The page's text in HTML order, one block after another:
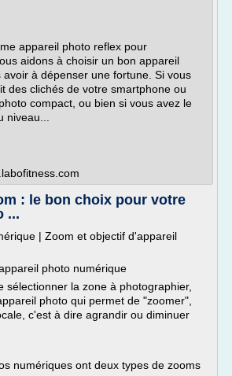
appareil photo reflex pour
aidons à choisir un bon appareil
avoir à dépenser une fortune. Si vous
des clichés de votre smartphone ou
compact, ou bien si vous avez le
: le bon choix pour votre
...
| Zoom et objectif d'appareil
photo numérique
sélectionner la zone à photographier,
photo qui permet de "zoomer",
c'est à dire agrandir ou diminuer
numériques ont deux types de zooms